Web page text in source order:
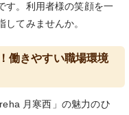
す。利用者様の笑顔を一
てみませんか。
働きやすい職場環境
月寒西」の魅力のひ